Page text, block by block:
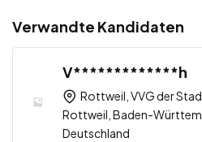
Verwandte Kandidaten
V*************h
Rottweil, VVG der
Rottweil, Baden-
Deutschland